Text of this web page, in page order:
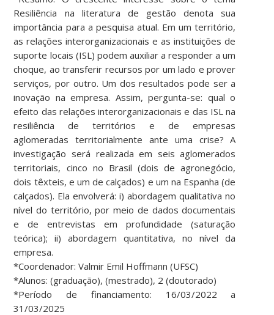
Resiliência na literatura de gestão denota sua
importância para a pesquisa atual. Em um território,
as relações interorganizacionais e as instituições de
suporte locais (ISL) podem auxiliar a responder a um
choque, ao transferir recursos por um lado e prover
serviços, por outro. Um dos resultados pode ser a
inovação na empresa. Assim, pergunta-se: qual o
efeito das relações interorganizacionais e das ISL na
resiliência de territórios e de empresas
aglomeradas territorialmente ante uma crise? A
investigação será realizada em seis aglomerados
territoriais, cinco no Brasil (dois de agronegócio,
dois têxteis, e um de calçados) e um na Espanha (de
calçados). Ela envolverá: i) abordagem qualitativa no
nível do território, por meio de dados documentais
e de entrevistas em profundidade (saturação
teórica); ii) abordagem quantitativa, no nível da
empresa.
*Coordenador: Valmir Emil Hoffmann (UFSC)
*Alunos: (graduação), (mestrado), 2 (doutorado)
*Período de financiamento: 16/03/2022 a
31/03/2025